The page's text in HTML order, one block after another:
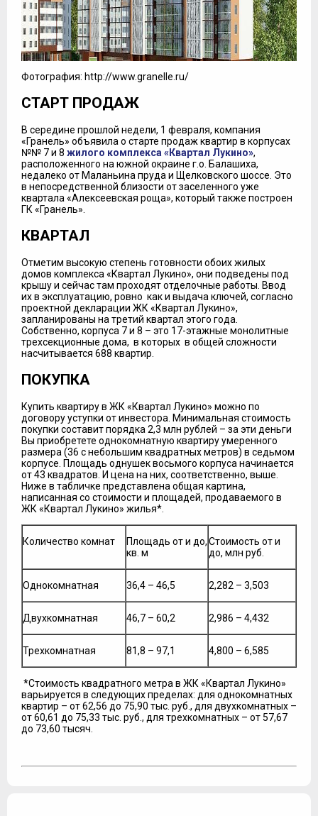
Фотография: http://www.granelle.ru/
СТАРТ ПРОДАЖ
В середине прошлой недели, 1 февраля, компания
«Гранель» объявила о старте продаж квартир в корпусах
№№ 7 и 8 жилого комплекса «Квартал Лукино»,
расположенного на южной окраине г.о. Балашиха,
недалеко от Маланьина пруда и Щелковского шоссе. Это
в непосредственной близости от заселенного уже
квартала «Алексеевская роща», который также построен
ГК «Гранель».
КВАРТАЛ
Отметим высокую степень готовности обоих жилых
домов комплекса «Квартал Лукино», они подведены под
крышу и сейчас там проходят отделочные работы. Ввод
их в эксплуатацию, ровно как и выдача ключей, согласно
проектной декларации ЖК «Квартал Лукино»,
запланированы на третий квартал этого года.
Собственно, корпуса 7 и 8 – это 17-этажные монолитные
трехсекционные дома, в которых в общей сложности
насчитывается 688 квартир.
ПОКУПКА
Купить квартиру в ЖК «Квартал Лукино» можно по
договору уступки от инвестора. Минимальная стоимость
покупки составит порядка 2,3 млн рублей – за эти деньги
Вы приобретете однокомнатную квартиру умеренного
размера (36 с небольшим квадратных метров) в седьмом
корпусе. Площадь однушек восьмого корпуса начинается
от 43 квадратов. И цена на них, соответственно, выше.
Ниже в табличке представлена общая картина,
написанная со стоимости и площадей, продаваемого в
ЖК «Квартал Лукино» жилья*.
Количество комнат
Площадь от и до,
кв. м
Стоимость от и
до, млн руб.
Однокомнатная 36,4 – 46,5 2,282 – 3,503
Двухкомнатная 46,7 – 60,2 2,986 – 4,432
Трехкомнатная 81,8 – 97,1 4,800 – 6,585
*Стоимость квадратного метра в ЖК «Квартал Лукино»
варьируется в следующих пределах: для однокомнатных
квартир – от 62,56 до 75,90 тыс. руб., для двухкомнатных –
от 60,61 до 75,33 тыс. руб., для трехкомнатных – от 57,67
до 73,60 тысяч.